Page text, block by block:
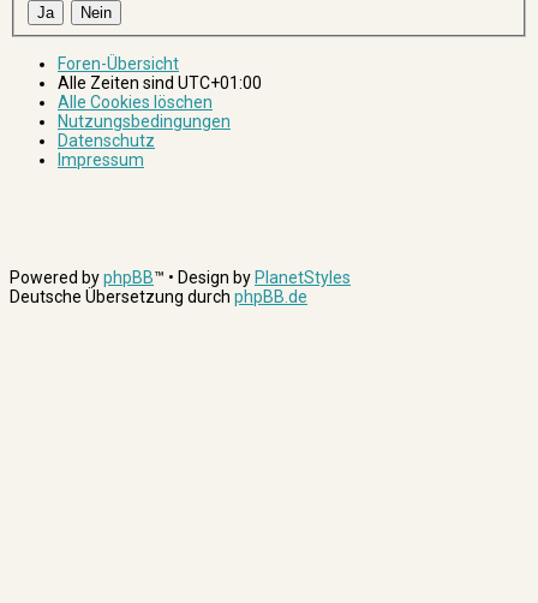
Foren-Übersicht
Alle Zeiten sind UTC+01:00
Alle Cookies löschen
Nutzungsbedingungen
Datenschutz
Impressum
Powered byphpBB™ • Design by PlanetStyles
Deutsche Übersetzung durch phpBB.de